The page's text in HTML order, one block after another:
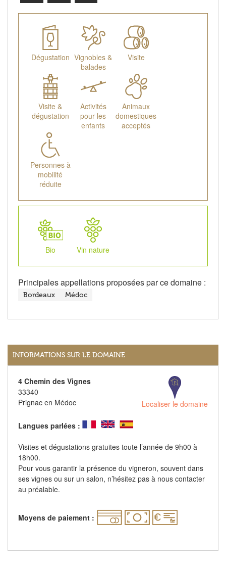
Dégustation Vignobles &
balades
Visite
Visite &
dégustation
Activités
pour les
enfants
Animaux
domestiques
acceptés
Personnes à
mobilité
réduite
Bio Vin nature
Principales appellations proposées par ce domaine :
Bordeaux Médoc
INFORMATIONS SUR LE DOMAINE
4 Chemin des Vignes
33340
Prignac en Médoc
Localiser le domaine
Langues parlées :
Visites et dégustations gratuites toute l’année de 9h00 à
18h00.
Pour vous garantir la présence du vigneron, souvent dans
ses vignes ou sur un salon, n’hésitez pas à nous contacter
au préalable.
Moyens de paiement :